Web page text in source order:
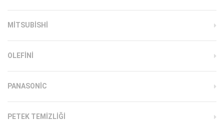
MITSUBISHI
OLEFINI
PANASONIC
PETEK TEMIZLIĞI